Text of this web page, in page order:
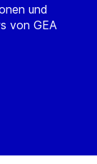
und
von GEA